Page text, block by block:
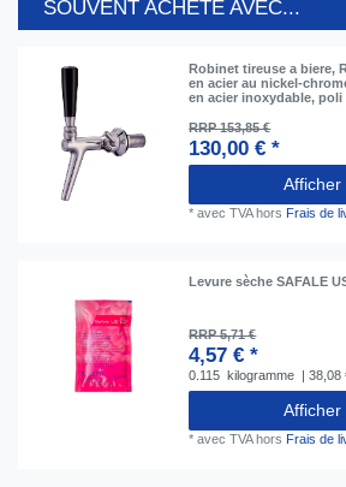
SOUVENT ACHETÉ AVEC...
Robinet tireuse a biere,
en acier au nickel-
en acier inoxydable, poli
RRP 153,85 €
130,00 € *
Afficher
*avec TVAhors Frais de
Levure sèche SAFALE
RRP 5,71 €
4,57 € *
0.115 kilogramme |
Afficher
*avec TVAhors Frais de